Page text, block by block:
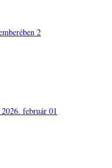
2026. február 01